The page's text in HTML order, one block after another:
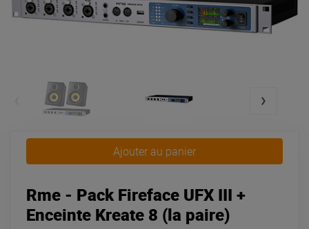
Ajouter au panier
Rme - Pack Fireface UFX III +
Enceinte Kreate 8 (la paire)